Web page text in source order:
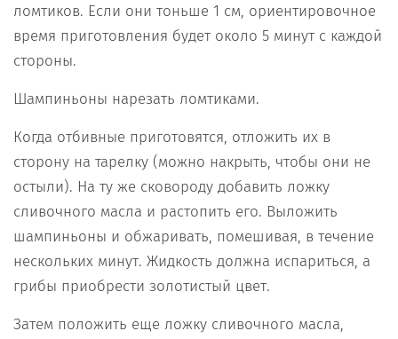
ломтиков. Если они тоньше 1 см, ориентировочное
время приготовления будет около 5 минут с каждой
стороны.
Шампиньоны нарезать ломтиками.
Когда отбивные приготовятся, отложить их в
сторону на тарелку (можно накрыть, чтобы они не
остыли). На ту же сковороду добавить ложку
сливочного масла и растопить его. Выложить
шампиньоны и обжаривать, помешивая, в течение
нескольких минут. Жидкость должна испариться, а
грибы приобрести золотистый цвет.
Затем положить еще ложку сливочного масла,